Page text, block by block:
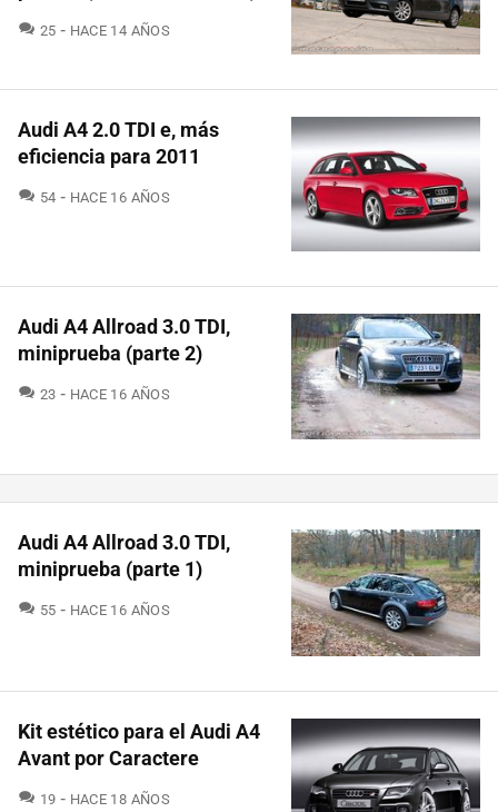
25 COMENTARIOS
HACE 14 AÑOS
Audi A4 2.0 TDI e, más
eficiencia para 2011
54 COMENTARIOS
HACE 16 AÑOS
Audi A4 Allroad 3.0 TDI,
miniprueba (parte 2)
23 COMENTARIOS
HACE 16 AÑOS
Audi A4 Allroad 3.0 TDI,
miniprueba (parte 1)
55 COMENTARIOS
HACE 16 AÑOS
Kit estético para el Audi A4
Avant por Caractere
19 COMENTARIOS
HACE 18 AÑOS